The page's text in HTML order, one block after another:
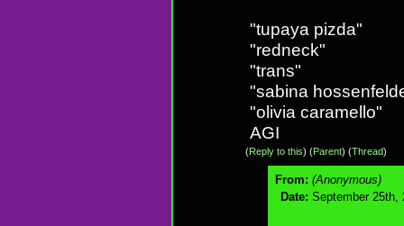
"tupaya pizda"
"redneck"
"trans"
"sabina
"olivia caramello"
AGI
(Reply to this) (Parent) (Thread)
From: (Anonymous)
Date: September 25th,